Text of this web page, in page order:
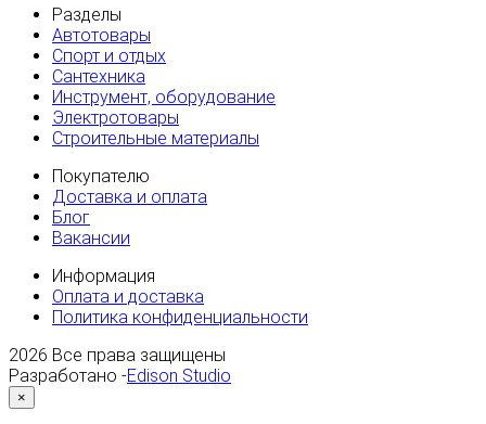
Разделы
Автотовары
Спорт и отдых
Сантехника
Инструмент, оборудование
Электротовары
Строительные материалы
Покупателю
Доставка и оплата
Блог
Вакансии
Информация
Оплата и доставка
Политика конфиденциальности
2026 Все права защищены
Разработано -Edison Studio
×